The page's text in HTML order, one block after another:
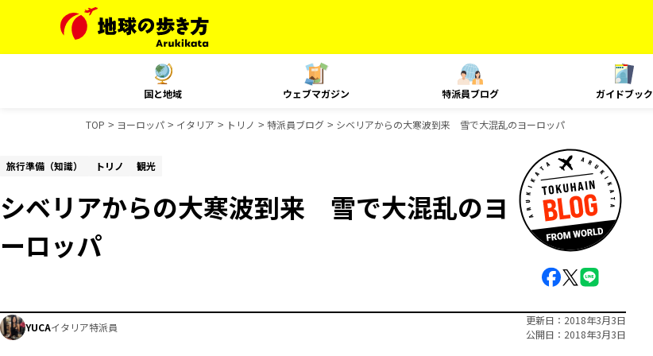
国と地域 ウェブマガジン 特派員ブログ ガイドブック
TOP ヨーロッパ イタリア トリノ 特派員ブログ シベリアからの大寒波到来 雪で大混乱のヨーロッパ
旅行準備（知識） トリノ 観光
シベリアからの大寒波到来 雪で大混乱のヨ
ーロッパ
YUCAイタリア特派員
更新日
2018年3月3日
公開日
2018年3月3日